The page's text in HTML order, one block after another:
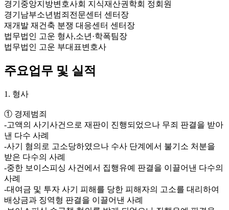
경기중앙지방변호사회 지식재산권학회 정회원
경기남부소년범죄전문센터 센터장
재개발 재건축 분쟁 대응센터 센터장
법무법인 고운 형사,소년·학폭팀장
법무법인 고운 부대표변호사
주요업무 및 실적
1. 형사
① 경제범죄
-고액의 사기사건으로 재판이 진행되었으나 무죄 판결을 받아
낸 다수 사례
-사기 혐의로 고소당하였으나 수사 단계에서 불기소 처분을
받은 다수의 사례
-중한 보이스피싱 사건에서 집행유예 판결을 이끌어낸 다수의
사례
-대여금 및 투자 사기 피해를 당한 피해자의 고소를 대리하여
배상금과 징역형 판결을 이끌어낸 사례